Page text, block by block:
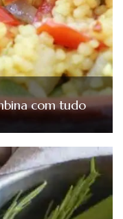
com tudo